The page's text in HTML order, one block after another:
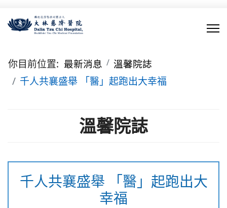
你目前位置: 最新消息 溫馨院誌
千人共襄盛舉 「醫」起跑出大幸福
溫馨院誌
千人共襄盛舉 「醫」起跑出大
幸福